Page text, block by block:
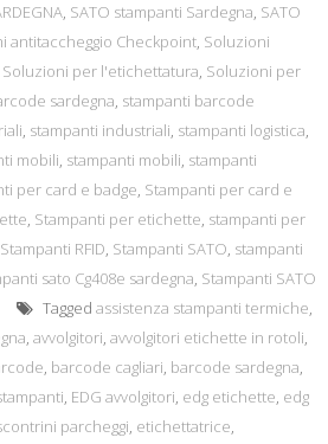
, SATO stampanti Sardegna, SATO
antitaccheggio Checkpoint, Soluzioni
Soluzioni per l'etichettatura, Soluzioni per
sardegna, stampanti barcode
, stampanti industriali, stampanti logistica,
mobili, stampanti mobili, stampanti
per card e badge, Stampanti per card e
, Stampanti per etichette, stampanti per
Stampanti RFID, Stampanti SATO, stampanti
sato Cg408e sardegna, Stampanti SATO
Tagged assistenza stampanti termiche,
, avvolgitori, avvolgitori etichette in rotoli,
, barcode cagliari, barcode sardegna,
, EDG avvolgitori, edg etichette, edg
parcheggi, etichettatrice,